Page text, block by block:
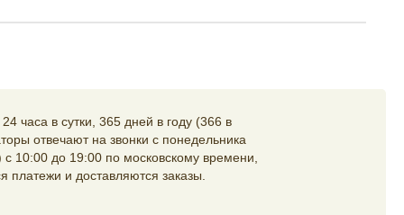
часа в сутки, 365 дней в году (366 в
отвечают на звонки с понедельника
10:00 до 19:00 по московскому времени,
платежи и доставляются заказы.